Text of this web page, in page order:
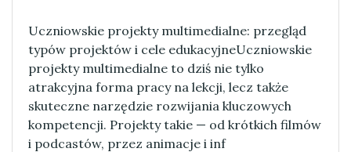
Uczniowskie projekty multimedialne: przegląd
typów projektów i cele edukacyjneUczniowskie
projekty multimedialne to dziś nie tylko
atrakcyjna forma pracy na lekcji, lecz także
skuteczne narzędzie rozwijania kluczowych
kompetencji. Projekty takie — od krótkich filmów
i podcastów, przez animacje i inf